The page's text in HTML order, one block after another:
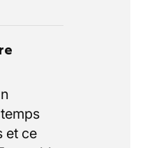
et ce